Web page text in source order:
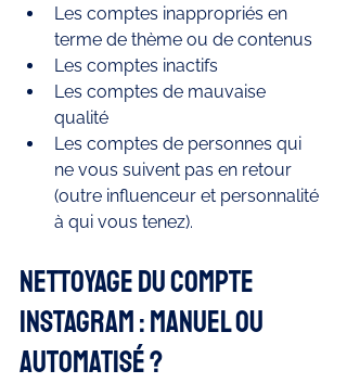
Les comptes inappropriés en
terme de thème ou de contenus
Les comptes inactifs
Les comptes de mauvaise
qualité
Les comptes de personnes qui
ne vous suivent pas en retour
(outre influenceur et personnalité
à qui vous tenez).
Nettoyage du compte
Instagram : Manuel ou
Automatisé ?